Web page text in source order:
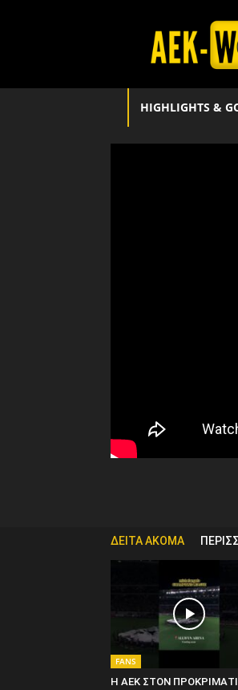
world.gr
HIGHLIGHTS &
ΔΕΙΤΑ ΑΚΟΜΑ
FANS
Η ΑΕΚ ΣΤΟΝ